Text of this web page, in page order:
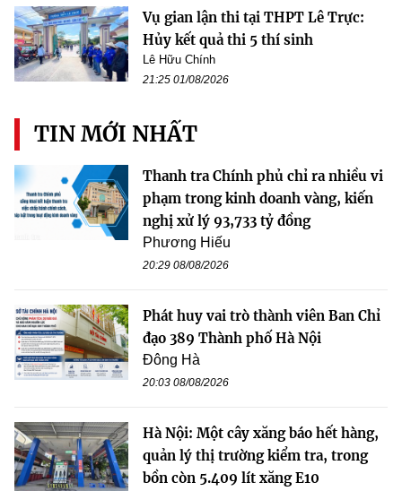
Vụ gian lận thi tại THPT Lê Trực:
Hủy kết quả thi 5 thí sinh
Lê Hữu Chính
21:25 01/08/2026
TIN MỚI NHẤT
Thanh tra Chính phủ chỉ ra nhiều vi
phạm trong kinh doanh vàng, kiến
nghị xử lý 93,733 tỷ đồng
Phương Hiếu
20:29 08/08/2026
Phát huy vai trò thành viên Ban Chỉ
đạo 389 Thành phố Hà Nội
Đông Hà
20:03 08/08/2026
Hà Nội: Một cây xăng báo hết hàng,
quản lý thị trường kiểm tra, trong
bồn còn 5.409 lít xăng E10